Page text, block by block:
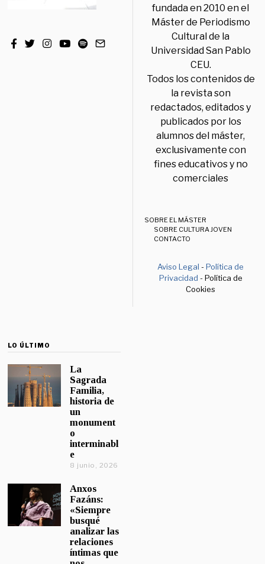
fundada en 2010 en el
Máster de Periodismo
Cultural de la
Universidad San Pablo
CEU.
Todos los contenidos de
la revista son
redactados, editados y
publicados por los
alumnos del máster,
exclusivamente con
fines educativos y no
comerciales
SOBRE EL MÁSTER
SOBRE CULTURA JOVEN
CONTACTO
Aviso Legal -Política de
Privacidad - Política de
Cookies
LO ÚLTIMO
La
Sagrada
Familia,
historia de
un
monument
o
interminabl
e
8 junio, 2026
Anxos
Fazáns:
«Siempre
busqué
analizar las
relaciones
íntimas que